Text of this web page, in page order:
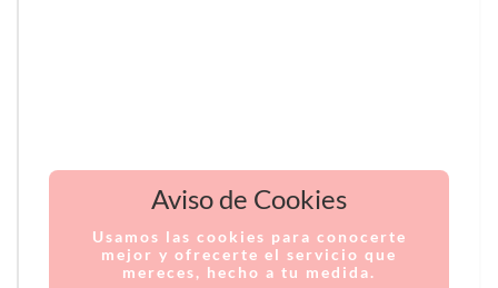
Aviso de Cookies
Usamos las cookies para conocerte
mejor y ofrecerte el servicio que
mereces, hecho a tu medida.